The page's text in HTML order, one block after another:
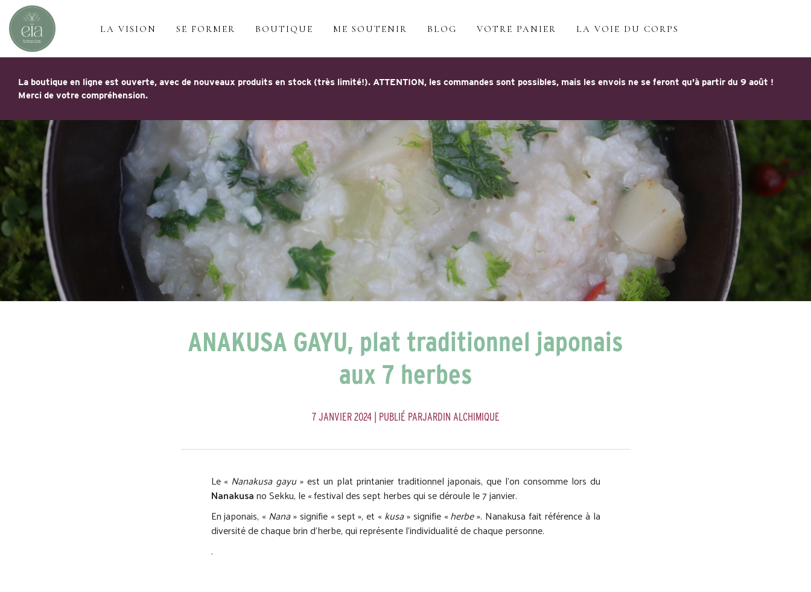
LA VISION SE FORMER BOUTIQUE ME SOUTENIR BLOG VOTRE PANIER LA VOIE DU CORPS
La boutique en ligne est ouverte, avec de nouveaux produits en stock (très limité!). ATTENTION, les commandes sont possibles, mais les envois ne se feront qu'à partir du 9 août !
Merci de votre compréhension.
ANAKUSA GAYU, plat traditionnel japonais
aux 7 herbes
7 JANVIER 2024 | PUBLIÉ PARJARDIN ALCHIMIQUE
Le « Nanakusa gayu» est un plat printanier traditionnel japonais, que l’on consomme lors du
Nanakusano Sekku, le « festival des sept herbes qui se déroule le 7 janvier.
En japonais, « Nana» signifie « sept », et « kusa» signifie «herbe». Nanakusa fait référence à la
diversité de chaque brin d’herbe, qui représente l’individualité de chaque personne.
.